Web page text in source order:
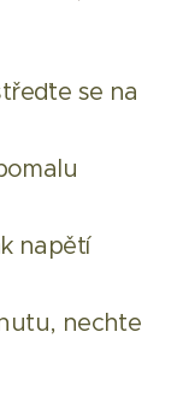
se na
napětí
nechte